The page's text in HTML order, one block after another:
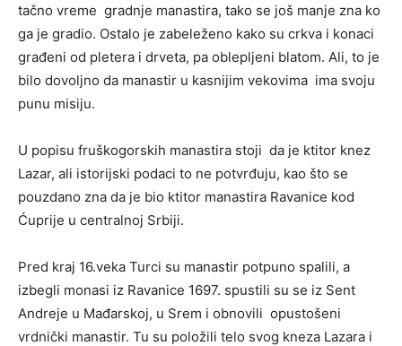
tačno vreme gradnje manastira, tako se još manje zna ko
ga je gradio. Ostalo je zabeleženo kako su crkva i konaci
građeni od pletera i drveta, pa oblepljeni blatom. Ali, to je
bilo dovoljno da manastir u kasnijim vekovima ima svoju
punu misiju.
U popisu fruškogorskih manastira stoji da je ktitor knez
Lazar, ali istorijski podaci to ne potvrđuju, kao što se
pouzdano zna da je bio ktitor manastira Ravanice kod
Ćuprije u centralnoj Srbiji.
Pred kraj 16.veka Turci su manastir potpuno spalili, a
izbegli monasi iz Ravanice 1697. spustili su se iz Sent
Andreje u Mađarskoj, u Srem i obnovili opustošeni
vrdnički manastir. Tu su položili telo svog kneza Lazara i